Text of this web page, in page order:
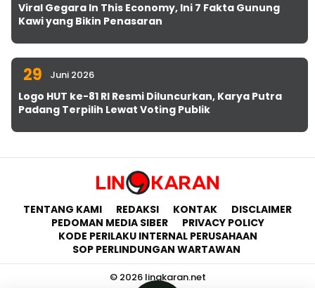
Viral Gegara In This Economy, Ini 7 Fakta Gunung
Kawi yang Bikin Penasaran
29 Juni 2026
Logo HUT ke-81 RI Resmi Diluncurkan, Karya Putra
Padang Terpilih Lewat Voting Publik
TENTANG KAMI REDAKSI KONTAK
DISCLAIMER
PEDOMAN MEDIA SIBER
PRIVACY POLICY
KODE PERILAKU INTERNAL PERUSAHAAN
SOP PERLINDUNGAN WARTAWAN
© 2026 lingkaran.net